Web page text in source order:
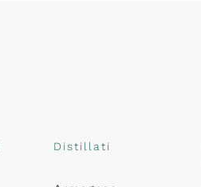
Distillati